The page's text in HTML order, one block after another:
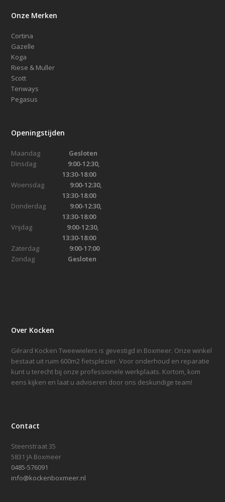
Onze Merken
Cortina
Gazelle
Koga
Riese & Muller
Scott
Tenways
Pegasus
Openingstijden
Maandag Gesloten
Dinsdag 9:00-12:30,
13:30-18:00
Woensdag
9:00-12:30,
13:30-18:00
Donderdag 9:00-12:30,
13:30-18:00
Vrijdag 9:00-12:30,
13:30-18:00
Zaterdag 9:00-17:00
Zondag Gesloten
Over Kocken
Gérard Kocken Tweewielers is gevestigd in Boxmeer. Onze winkel
bestaat uit ruim 600m2 fietsplezier. Voor onderhoud en reparatie
kunt u terecht bij onze professionele werkplaats. Kortom, kom
eens kijken en laat u adviseren door ons deskundige team!
Contact
Steenstraat 35
5831 JA Boxmeer
0485-576091
info@kockenboxmeer.nl